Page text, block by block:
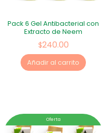
Pack 6 Gel Antibacterial con
Extracto de Neem
$240.00
Añadir al carrito
Oferta